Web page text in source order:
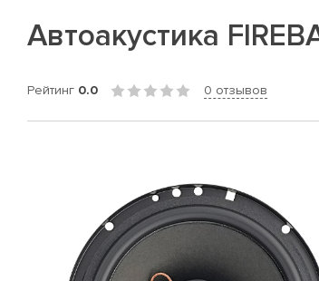
Автоакустика
Рейтинг 0.0 0 отзывов